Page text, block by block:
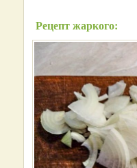
Рецепт жаркого: